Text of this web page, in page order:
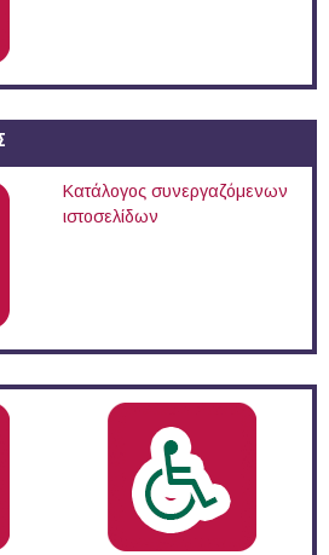
Κατάλογος συνεργαζόμενων
ιστοσελίδων